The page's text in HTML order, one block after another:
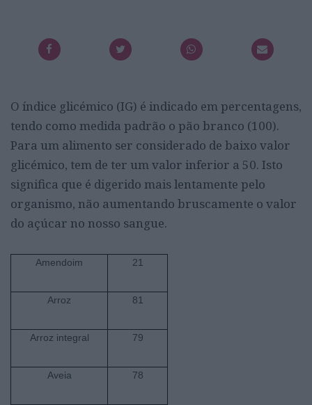
O índice glicémico (IG) é indicado em percentagens,
tendo como medida padrão o pão branco (100).
Para um alimento ser considerado de baixo valor
glicémico, tem de ter um valor inferior a 50. Isto
significa que é digerido mais lentamente pelo
organismo, não aumentando bruscamente o valor
do açúcar no nosso sangue.
Amendoim 21
Arroz 81
Arroz integral 79
Aveia 78